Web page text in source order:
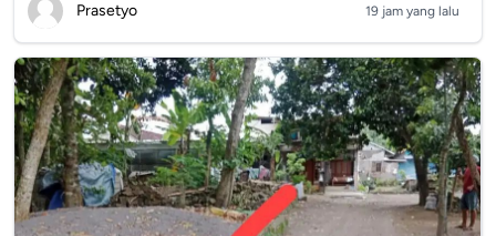
Prasetyo 19 jam yang lalu